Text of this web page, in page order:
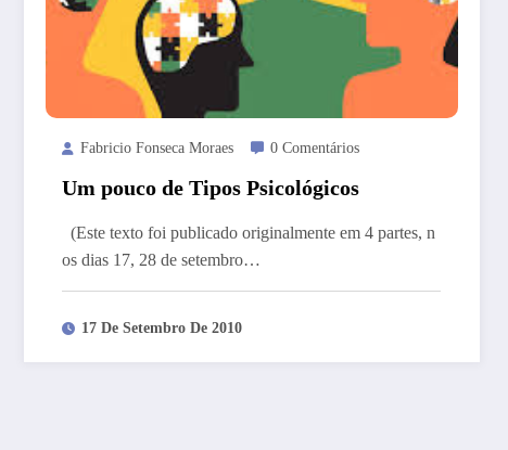
Fabricio Fonseca Moraes 0 Comentários
Um pouco de Tipos Psicológicos
(Este texto foi publicado originalmente em 4 partes, n
os dias 17, 28 de setembro…
17 De Setembro De 2010